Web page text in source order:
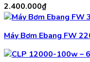
2.400.000₫
Máy Bơm Ebang FW